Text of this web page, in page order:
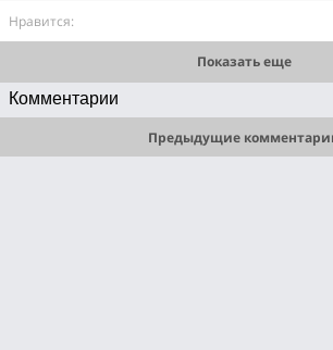
Нравится:
Показать еще
Комментарии
Предыдущие